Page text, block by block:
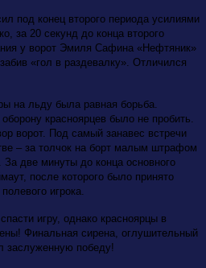
под конец второго периода усилиями
за 20 секунд до конца второго
у ворот Эмиля Сафина «Нефтяник»
«гол в раздевалку». Отличился
на льду была равная борьба.
красноярцев было не пробить.
ворот. Под самый занавес встречи
– за толчок на борт малым штрафом
две минуты до конца основного
после которого было принято
игрока.
игру, однако красноярцы в
Финальная сирена, оглушительный
заслуженную победу!